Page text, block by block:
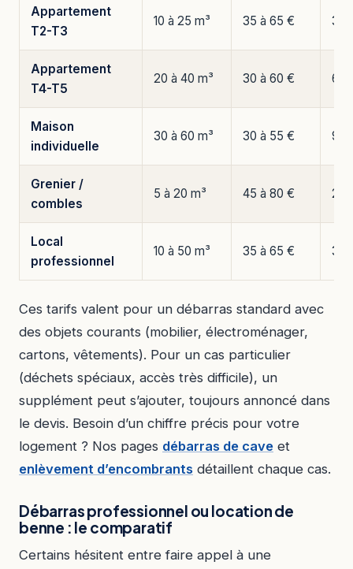
Appartement
T2-T3
10 à 25 m³ 35 à 65 €
Appartement
T4-T5
20 à 40 m³ 30 à 60 €
Maison
individuelle
30 à 60 m³ 30 à 55 €
Grenier /
combles
5 à 20 m³ 45 à 80 €
Local
professionnel
10 à 50 m³ 35 à 65 €
Ces tarifs valent pour un débarras standard avec
des objets courants (mobilier, électroménager,
cartons, vêtements). Pour un cas particulier
(déchets spéciaux, accès très difficile), un
supplément peut s’ajouter, toujours annoncé dans
le devis. Besoin d’un chiffre précis pour votre
logement ? Nos pages débarras de cave et
enlèvement d’encombrants détaillent chaque cas.
Débarras professionnel ou location de
benne : le comparatif
Certains hésitent entre faire appel à une